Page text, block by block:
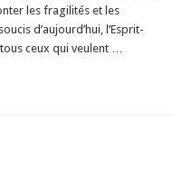
les fragilités et les
d’aujourd’hui, l’Esprit-
ceux qui veulent …